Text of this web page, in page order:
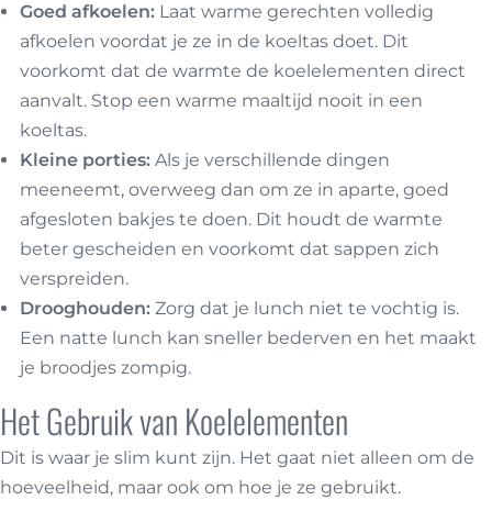
Goed afkoelen: Laat warme gerechten volledig
afkoelen voordat je ze in de koeltas doet. Dit
voorkomt dat de warmte de koelelementen direct
aanvalt. Stop een warme maaltijd nooit in een
koeltas.
Kleine porties: Als je verschillende dingen
meeneemt, overweeg dan om ze in aparte, goed
afgesloten bakjes te doen. Dit houdt de warmte
beter gescheiden en voorkomt dat sappen zich
verspreiden.
Drooghouden: Zorg dat je lunch niet te vochtig is.
Een natte lunch kan sneller bederven en het maakt
je broodjes zompig.
Het Gebruik van Koelelementen
Dit is waar je slim kunt zijn. Het gaat niet alleen om de
hoeveelheid, maar ook om hoe je ze gebruikt.